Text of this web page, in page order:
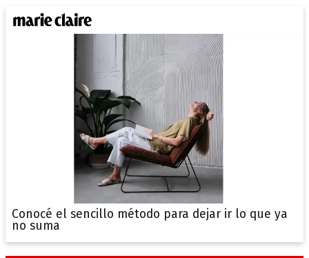
Conocé el sencillo método para dejar ir lo que ya
no suma